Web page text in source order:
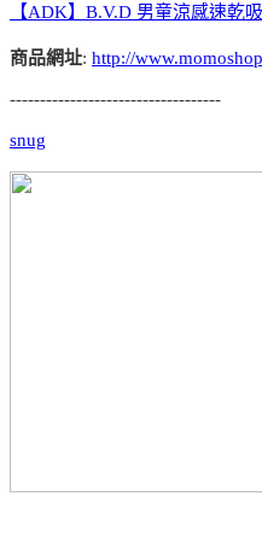
【ADK】B.V.D 男童涼感速乾
商品網址: http://
-----------------------------------
snug